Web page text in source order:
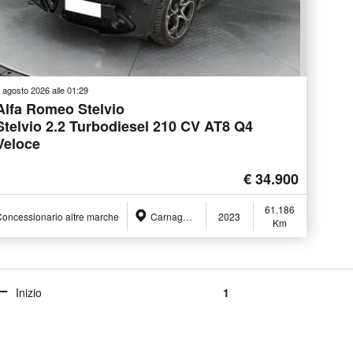
agosto 2026 alle 01:29
Romeo Stelvio
2.2 Turbodiesel 210 CV AT8 Q4
€ 34.900
altre marche Carnago (VA) 2023
61.186
Km
Inizio 1